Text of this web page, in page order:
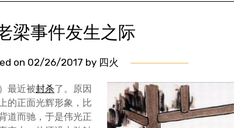
梁事件发生之际
on 02/26/2017 by 四火
最近被封杀了。原因
的正面光辉形象，比
道而驰，于是伟光正